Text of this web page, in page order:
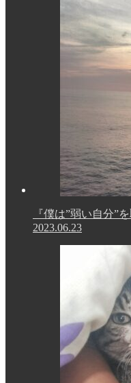
『僕は”弱い自分”
2023.06.23